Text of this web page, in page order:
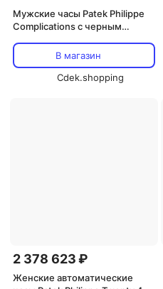
Мужские часы Patek Philippe
Complications с черным
календарем, платина 5905P-
010, белый
В магазин
Cdek.shopping
2 378 623 ₽
Женские автоматические